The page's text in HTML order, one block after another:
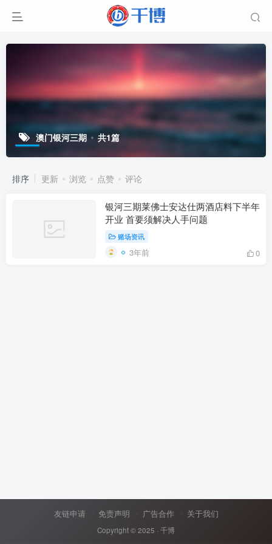
澳门银河三期 共1篇
排序 更新 浏览 点赞 评论
银河三期莱佛士安达仕两酒店料下半年
开业 首要须解决人手问题
赌场资讯
3年前 0
友链申请 免责声明 广告合作 关于我们
Copyright © 2025 · 千博